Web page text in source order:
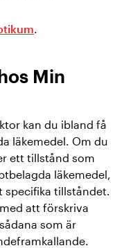
.
Min
kan du ibland få
läkemedel. Om du
ett tillstånd som
läkemedel,
specifika tillståndet.
att förskriva
som är